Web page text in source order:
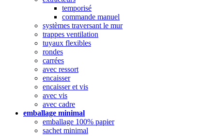
temporisé
commande manuel
systèmes traversant le mur
trappes ventilation
tuyaux flexibles
rondes
carrées
avec ressort
encaisser
encaisser et vis
avec vis
avec cadre
emballage minimal
emballage 100% papier
sachet minimal